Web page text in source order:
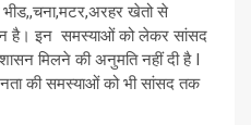
खेतो से
है। इन समस्याओं को लेकर सांसद
मिलने की अनुमति नहीं दी है I
की समस्याओं को भी सांसद तक